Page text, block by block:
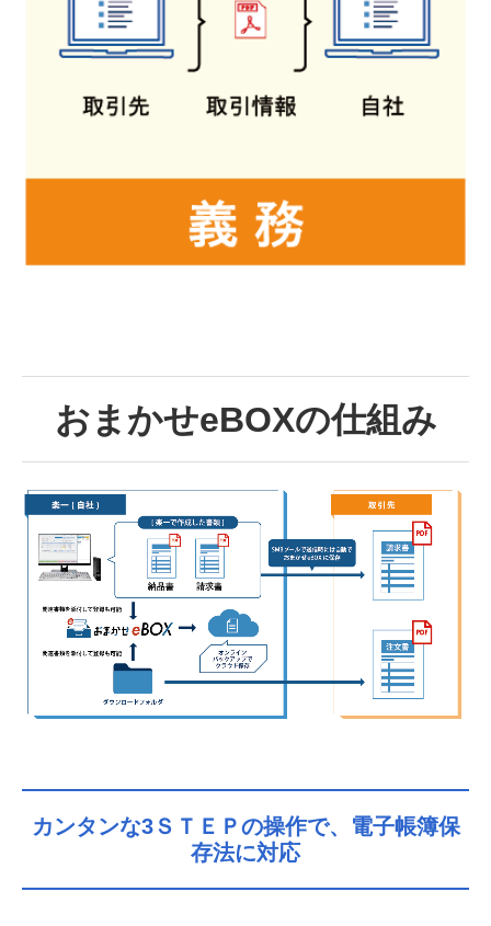
おまかせeBOXの仕組み
カンタンな3ＳＴＥＰの操作で、電子帳簿保
存法に対応